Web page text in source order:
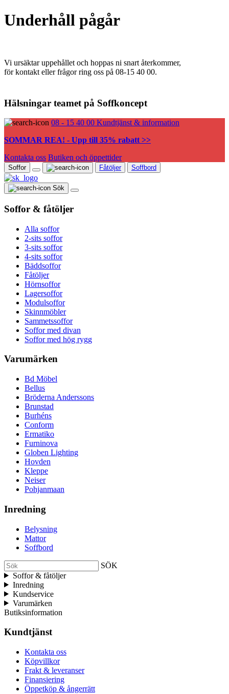
Underhåll pågår
Vi ursäktar uppehållet och hoppas ni snart återkommer,
för kontakt eller frågor ring oss på 08-15 40 00.
Hälsningar teamet på Soffkoncept
08 - 15 40 00 Kundtjänst & information
SOMMAR REA! - Upp till 35% rabatt >>
Kontakta oss Butiken och öppettider
Soffor Fåtöljer Soffbord
Sök
Soffor & fåtöljer
Alla soffor
2-sits soffor
3-sits soffor
4-sits soffor
Bäddsoffor
Fåtöljer
Hörnsoffor
Lagersoffor
Modulsoffor
Skinnmöbler
Sammetssoffor
Soffor med divan
Soffor med hög rygg
Varumärken
Bd Möbel
Bellus
Bröderna Anderssons
Brunstad
Burhéns
Conform
Ermatiko
Furninova
Globen Lighting
Hovden
Kleppe
Neiser
Pohjanmaan
Inredning
Belysning
Mattor
Soffbord
SÖK
Soffor & fåtöljer
Inredning
Kundservice
Varumärken
Butiksinformation
Kundtjänst
Kontakta oss
Köpvillkor
Frakt & leveranser
Finansiering
Öppetköp & ångerrätt